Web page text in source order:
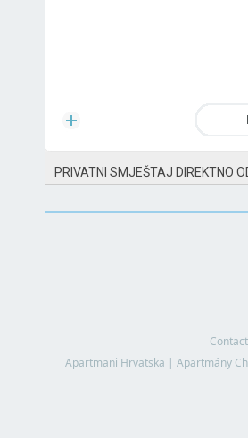
PRIVATNI SMJEŠTAJ DIREKTNO
Contact
Apartmani Hrvatska | Apartmány